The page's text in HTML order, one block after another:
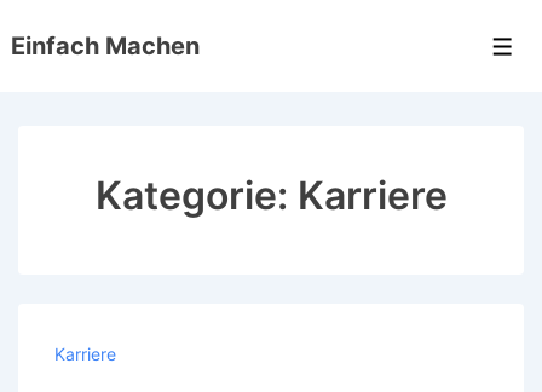
Zum
Einfach Machen
Kategorie: Karriere
Karriere